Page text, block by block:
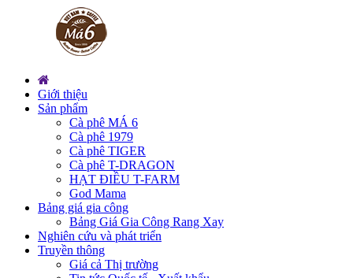
Giới thiệu
Sản phẩm
Cà phê MÁ 6
Cà phê 1979
Cà phê TIGER
Cà phê T-DRAGON
HẠT ĐIỀU T-FARM
God Mama
Bảng giá gia công
Bảng Giá Gia Công Rang Xay
Nghiên cứu và phát triển
Truyền thông
Giá cả Thị trường